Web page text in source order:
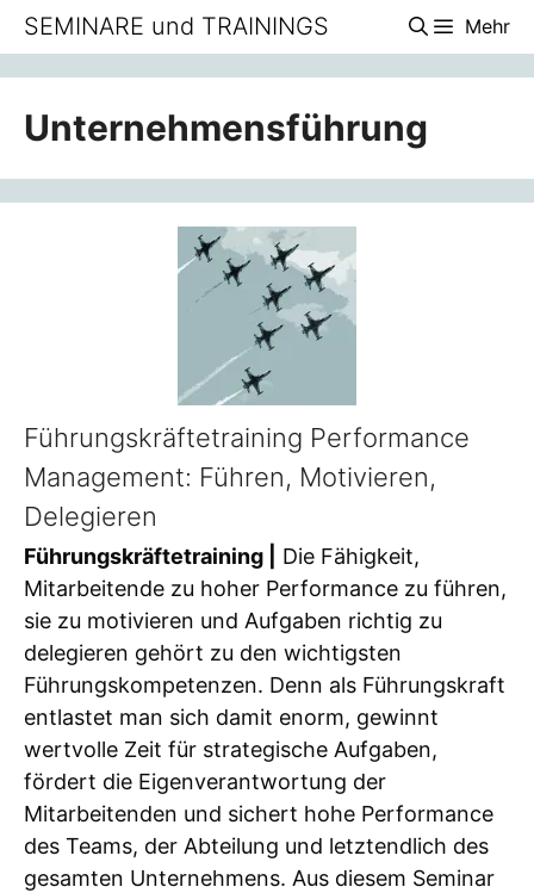
Zum
springen
SEMINARE und TRAININGS Mehr
Unternehmensführung
Führungskräftetraining Performance
Management: Führen, Motivieren,
Delegieren
Führungskräftetraining |
Die Fähigkeit,
Mitarbeitende zu hoher Performance zu führen,
sie zu motivieren und Aufgaben richtig zu
delegieren gehört zu den wichtigsten
Führungskompetenzen. Denn als Führungskraft
entlastet man sich damit enorm, gewinnt
wertvolle Zeit für strategische Aufgaben,
fördert die Eigenverantwortung der
Mitarbeitenden und sichert hohe Performance
des Teams, der Abteilung und letztendlich des
gesamten Unternehmens. Aus diesem Seminar